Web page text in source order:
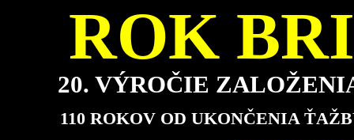
ROK
20. VÝROČIE
110 ROKOV OD UKONČENIA